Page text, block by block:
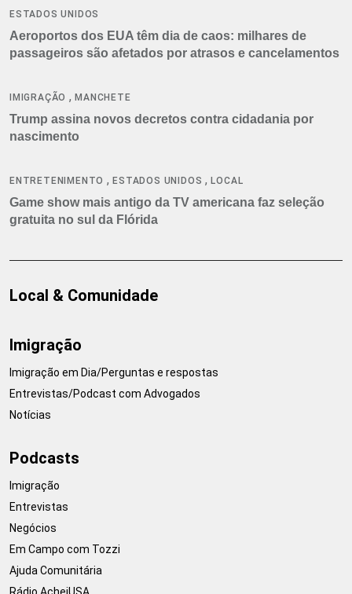
ESTADOS UNIDOS
Aeroportos dos EUA têm dia de caos: milhares de
passageiros são afetados por atrasos e cancelamentos
IMIGRAÇÃO ,MANCHETE
Trump assina novos decretos contra cidadania por
nascimento
ENTRETENIMENTO ,ESTADOS UNIDOS ,LOCAL
Game show mais antigo da TV americana faz seleção
gratuita no sul da Flórida
Local & Comunidade
Imigração
Imigração em Dia/Perguntas e respostas
Entrevistas/Podcast com Advogados
Notícias
Podcasts
Imigração
Entrevistas
Negócios
Em Campo com Tozzi
Ajuda Comunitária